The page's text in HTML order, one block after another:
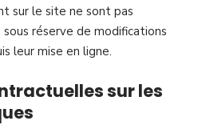
sur le site ne sont pas
réserve de modifications
leur mise en ligne.
sur les